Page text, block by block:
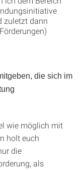
zuletzt dann
die sich im
wie möglich mit
holt euch
die
als